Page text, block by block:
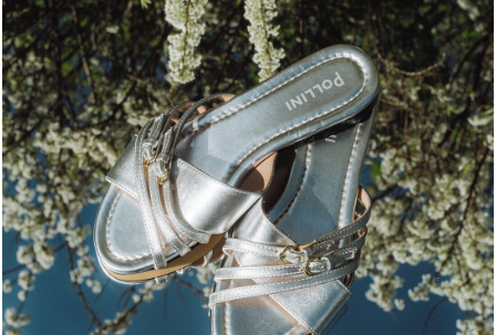
Blending sass and class, the Echos mule in silver is...